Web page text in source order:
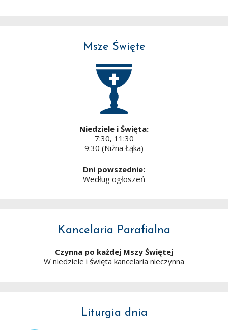
Msze Święte
Niedziele i Święta:
7:30, 11:30
9:30 (Niżna Łąka)
Dni powszednie:
Według ogłoszeń
Kancelaria Parafialna
Czynna po każdej Mszy Świętej
W niedziele i święta kancelaria nieczynna
Liturgia dnia